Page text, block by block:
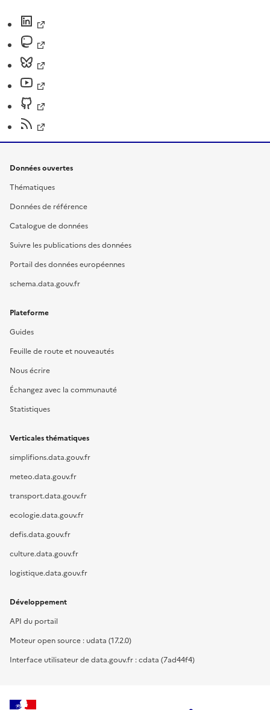
Données ouvertes
Thématiques
Données de référence
Catalogue de données
Suivre les publications des données
Portail des données européennes
schema.data.gouv.fr
Plateforme
Guides
Feuille de route et nouveautés
Nous écrire
Échangez avec la communauté
Statistiques
Verticales thématiques
simplifions.data.gouv.fr
meteo.data.gouv.fr
transport.data.gouv.fr
ecologie.data.gouv.fr
defis.data.gouv.fr
culture.data.gouv.fr
logistique.data.gouv.fr
Développement
API du portail
Moteur open source : udata (17.2.0)
Interface utilisateur de data.gouv.fr : cdata (7ad44f4)